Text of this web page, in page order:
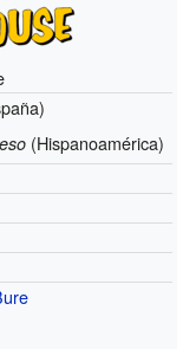
(Hispanoamérica)